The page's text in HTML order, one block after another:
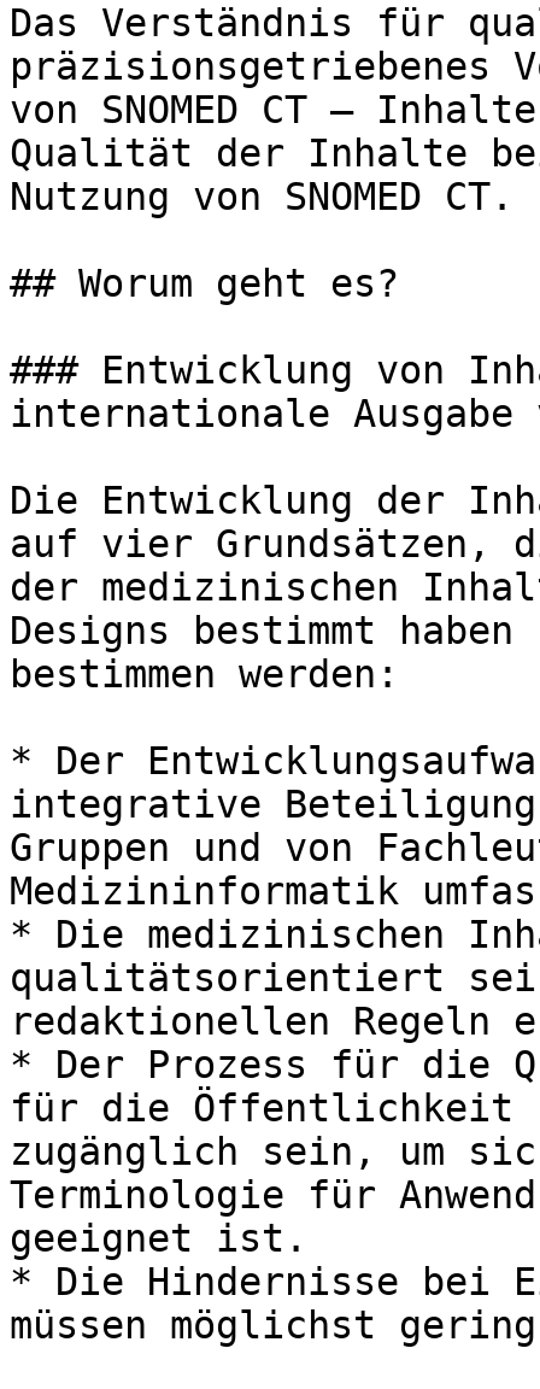
Das Verständnis für
präzisionsgetriebenes
von SNOMED CT –
Qualität der Inhalte
Nutzung von SNOMED CT.
## Worum geht es?
### Entwicklung von
internationale Ausgabe
Die Entwicklung der
auf vier Grundsätzen,
der medizinischen
Designs bestimmt
bestimmen werden:
* Der
integrative
Gruppen und von
Medizininformatik
* Die medizinischen
qualitätsorientiert
redaktionellen Regeln
* Der Prozess für die
für die Öffentlichkeit
zugänglich sein, um
Terminologie für
geeignet ist.
* Die Hindernisse bei
müssen möglichst